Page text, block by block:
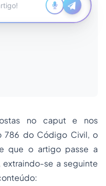
no capute nos
786 do Código Civil, o
que o artigo passe a
se a seguinte